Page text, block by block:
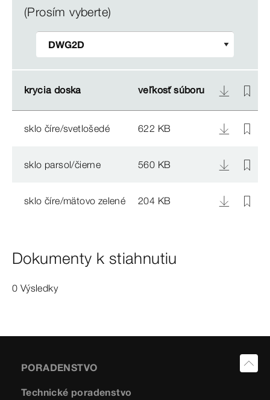
(Prosím vyberte)
krycia doska veľkosť súboru
krycia doska veľkosť súboru
sklo číre/svetlošedé 622 KB
sklo parsol/čierne 560 KB
sklo číre/mätovo zelené 204 KB
Dokumenty k stiahnutiu
0 Výsledky
PORADENSTVO
Technické poradenstvo